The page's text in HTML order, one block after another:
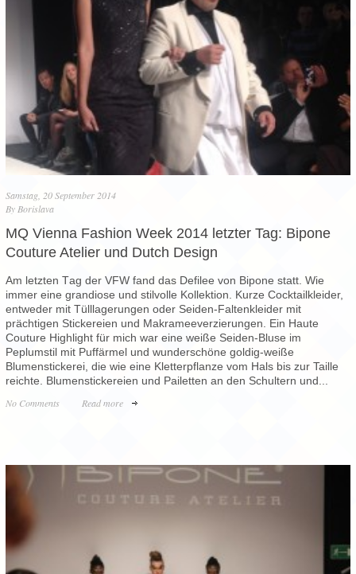
Samstag, 20 September 2014
By Borislava
MQ Vienna Fashion Week 2014 letzter Tag: Bipone
Couture Atelier und Dutch Design
Am letzten Тag der VFW fand das Defilee von Bipone statt. Wie
immer eine grandiose und stilvolle Kollektion. Kurze Cocktailkleider,
entweder mit Tülllagerungen oder Seiden-Faltenkleider mit
prächtigen Stickereien und Makrameeverzierungen. Ein Haute
Couture Highlight für mich war eine weiße Seiden-Bluse im
Peplumstil mit Puffärmel und wunderschöne goldig-weiße
Blumenstickerei, die wie eine Kletterpflanze vom Hals bis zur Taille
reichte. Blumenstickereien und Pailetten an den Schultern und...
No Comments
Read more